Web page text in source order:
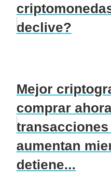
declive?
Mejor
comprar
aumentan
detiene...